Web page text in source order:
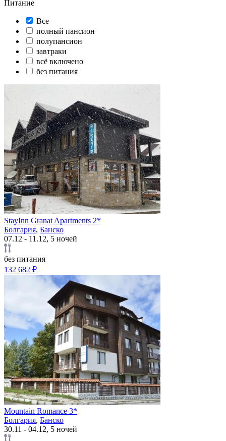
Питание
Все
полный пансион
полупансион
завтраки
всё включено
без питания
StayInn Granat Apartments 2*
Болгария, Банско
07.12 - 11.12, 5 ночей
без питания
132 682 ₽
Mountain Romance 3*
Болгария, Банско
30.11 - 04.12, 5 ночей